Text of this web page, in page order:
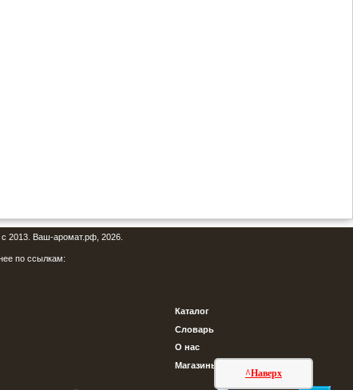
^Наверх
2013. Ваш-аромат.рф, 2026.
по ссылкам:
Каталог
Словарь
О нас
Магазины